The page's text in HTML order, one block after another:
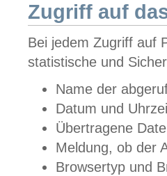
Zugriff auf
Bei jedem Zugriff auf
statistische und
Name der
Datum und
Übertragene
Meldung, ob der
Browsertyp und